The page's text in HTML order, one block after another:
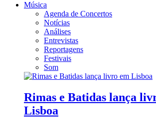
Música
Agenda de Concertos
Notícias
Análises
Entrevistas
Reportagens
Festivais
Som
Rimas e Batidas lança
Lisboa